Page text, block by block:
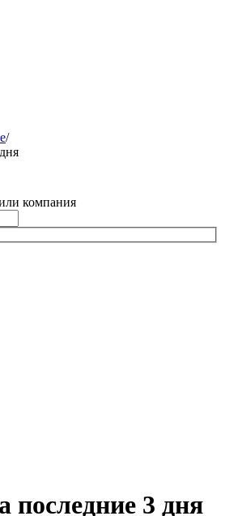
/
компания
последние 3 дня